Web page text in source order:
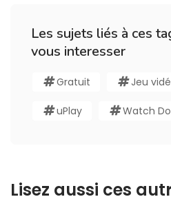
Les sujets liés à ces
vous interesser
Gratuit Jeu
uPlay Watch
Lisez aussi ces